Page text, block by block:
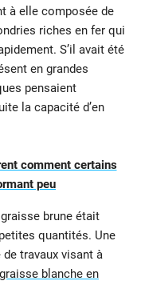
à elle composée de
riches en fer qui
S’il avait été
en grandes
pensaient
la capacité d’en
comment certains
peu
brune était
quantités. Une
travaux visant à
blanche en